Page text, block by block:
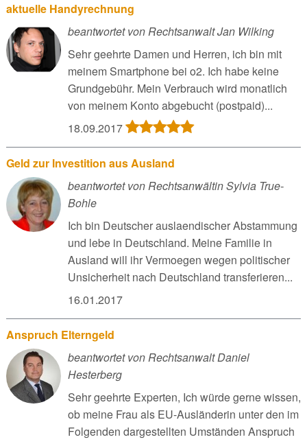
aktuelle Handyrechnung
beantwortet von Rechtsanwalt Jan Wilking
Sehr geehrte Damen und Herren, ich bin mit
meinem Smartphone bei o2. Ich habe keine
Grundgebühr. Mein Verbrauch wird monatlich
von meinem Konto abgebucht (postpaid)...
18.09.2017
Geld zur Investition aus Ausland
beantwortet von Rechtsanwältin Sylvia True-
Bohle
Ich bin Deutscher auslaendischer Abstammung
und lebe in Deutschland. Meine Familie in
Ausland will ihr Vermoegen wegen politischer
Unsicherheit nach Deutschland transferieren...
16.01.2017
Anspruch Elterngeld
beantwortet von Rechtsanwalt Daniel
Hesterberg
Sehr geehrte Experten, Ich würde gerne wissen,
ob meine Frau als EU-Ausländerin unter den im
Folgenden dargestellten Umständen Anspruch